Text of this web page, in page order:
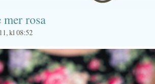
rosa
kl 08:52